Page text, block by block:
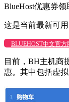
BlueHost优惠券领
这是当前最新可用
BLUEHOST中文官方
目前，BH主机商
惠。其中包括虚